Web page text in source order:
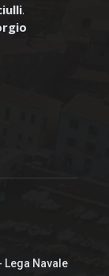
.
Lega Navale